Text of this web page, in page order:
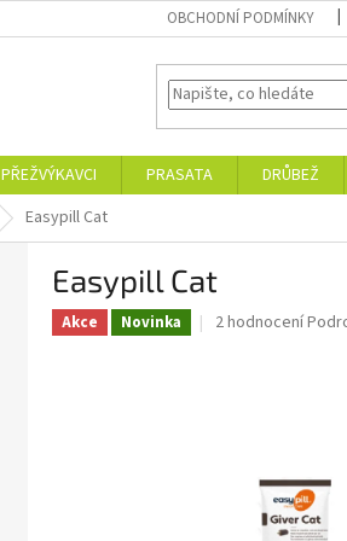
OBCHODNÍ PODMÍNKY
PŘEŽVÝKAVCI PRASATA DRŮBEŽ
Easypill Cat
Easypill Cat
Akce Novinka
Průměrné
hvězdiček.
2 hodnocení